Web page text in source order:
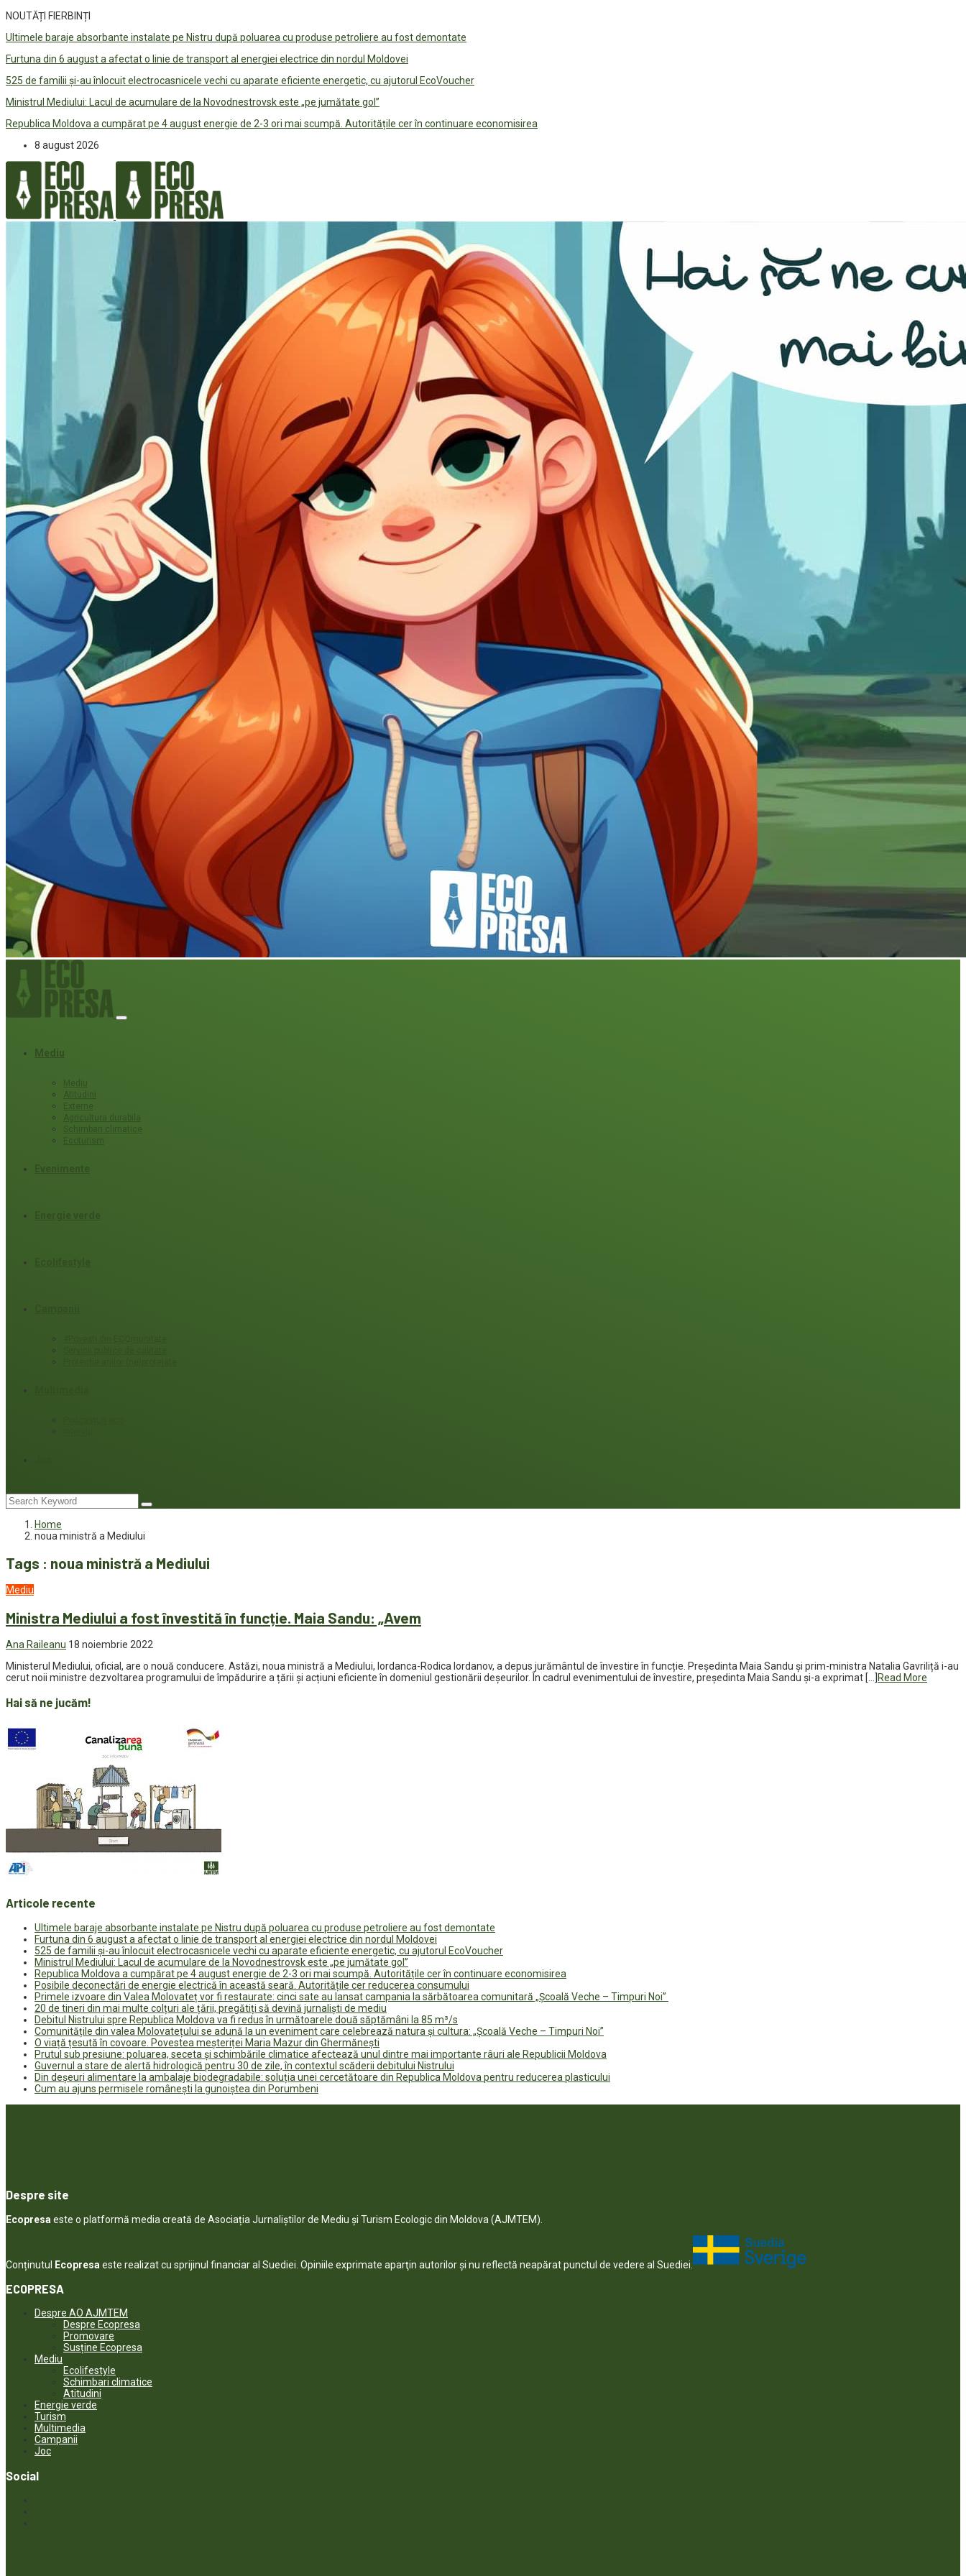
NOUTĂȚI FIERBINȚI
Ultimele baraje absorbante instalate pe Nistru după poluarea cu produse petroliere au fost demontate
Furtuna din 6 august a afectat o linie de transport al energiei electrice din nordul Moldovei
525 de familii și-au înlocuit electrocasnicele vechi cu aparate eficiente energetic, cu ajutorul EcoVoucher
Ministrul Mediului: Lacul de acumulare de la Novodnestrovsk este „pe jumătate gol”
Republica Moldova a cumpărat pe 4 august energie de 2-3 ori mai scumpă. Autoritățile cer în continuare economisirea
8 august 2026
Mediu
Mediu
Atitudini
Externe
Agricultura durabila
Schimbari climatice
Ecoturism
Home
noua ministră a Mediului
Tags : noua ministră a Mediului
Mediu
Ministra Mediului a fost învestită în funcție. Maia Sandu: „Avem
Ana Raileanu 18 noiembrie 2022
Ministerul Mediului, oficial, are o nouă conducere. Astăzi, noua ministră a Mediului, Iordanca-Rodica Iordanov, a depus jurământul de învestire în funcție. Președinta Maia Sandu și prim-ministra Natalia Gavriliță i-au
cerut noii ministre dezvoltarea programului de împădurire a țării și acțiuni eficiente în domeniul gestionării deșeurilor. În cadrul evenimentului de învestire, președinta Maia Sandu și-a exprimat […] Read More
Hai să ne jucăm!
Articole recente
Ultimele baraje absorbante instalate pe Nistru după poluarea cu produse petroliere au fost demontate
Furtuna din 6 august a afectat o linie de transport al energiei electrice din nordul Moldovei
525 de familii și-au înlocuit electrocasnicele vechi cu aparate eficiente energetic, cu ajutorul EcoVoucher
Ministrul Mediului: Lacul de acumulare de la Novodnestrovsk este „pe jumătate gol”
Republica Moldova a cumpărat pe 4 august energie de 2-3 ori mai scumpă. Autoritățile cer în continuare economisirea
Posibile deconectări de energie electrică în această seară. Autoritățile cer reducerea consumului
Primele izvoare din Valea Molovateț vor fi restaurate: cinci sate au lansat campania la sărbătoarea comunitară „Școală Veche – Timpuri Noi”
20 de tineri din mai multe colțuri ale țării, pregătiți să devină jurnaliști de mediu
Debitul Nistrului spre Republica Moldova va fi redus în următoarele două săptămâni la 85 m³/s
Comunitățile din valea Molovatețului se adună la un eveniment care celebrează natura și cultura: „Școală Veche – Timpuri Noi”
O viață țesută în covoare. Povestea meșteriței Maria Mazur din Ghermănești
Prutul sub presiune: poluarea, seceta și schimbările climatice afectează unul dintre mai importante râuri ale Republicii Moldova
Guvernul a stare de alertă hidrologică pentru 30 de zile, în contextul scăderii debitului Nistrului
Din deșeuri alimentare la ambalaje biodegradabile: soluția unei cercetătoare din Republica Moldova pentru reducerea plasticului
Cum au ajuns permisele românești la gunoiștea din Porumbeni
Despre site
Ecopresa este o platformă media creată de Asociația Jurnaliștilor de Mediu și Turism Ecologic din Moldova (AJMTEM).
Conținutul Ecopresa este realizat cu sprijinul financiar al Suediei. Opiniile exprimate aparţin autorilor şi nu reflectă neapărat punctul de vedere al Suediei.
ECOPRESA
Despre AO AJMTEM
Despre Ecopresa
Promovare
Susține Ecopresa
Mediu
Ecolifestyle
Schimbari climatice
Atitudini
Energie verde
Turism
Multimedia
Campanii
Joc
Social